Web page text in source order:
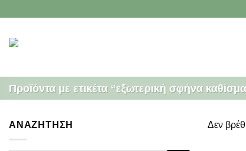
περιεχόμενο
Προϊόντα με ετικέτα “εξωτερική σφήνα
ΑΝΑΖΉΤΗΣΉ Δεν